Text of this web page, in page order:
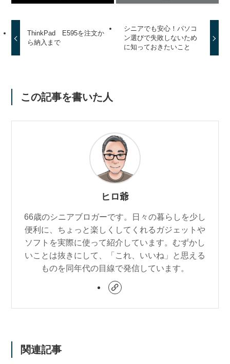
ThinkPad E595を注文か
ら納入まで
シニアでも安心！パソコ
ン選びで失敗しないため
に知っておきたいこと
この記事を書いた人
ヒロ爺
66歳のシニアブロガーです。日々の暮らしを少し
便利に、ちょっと楽しくしてくれるガジェットや
ソフトを実際に使って紹介しています。むずかし
いことは抜きにして、「これ、いいね」と思える
ものを同年代の目線で発信しています。
関連記事